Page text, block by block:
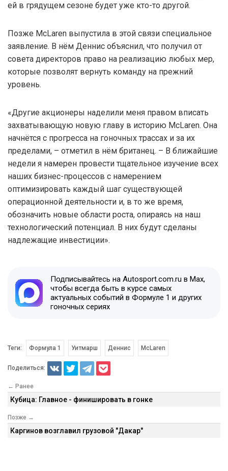
ей в грядущем сезоне будет уже кто-то другой.
Позже McLaren выпустила в этой связи специальное
заявление. В нём Деннис объяснил, что получил от
совета директоров право на реализацию любых мер,
которые позволят вернуть команду на прежний
уровень.
«Другие акционеры наделили меня правом вписать
захватывающую новую главу в историю McLaren. Она
начнётся с прогресса на гоночных трассах и за их
пределами, – отметил в нём британец. – В ближайшие
недели я намерен провести тщательное изучение всех
наших бизнес-процессов с намерением
оптимизировать каждый шаг существующей
операционной деятельности и, в то же время,
обозначить новые области роста, опираясь на наш
технологический потенциал. В них будут сделаны
надлежащие инвестиции».
Подписывайтесь на Autosport.com.ru в Max,
чтобы всегда быть в курсе самых
актуальных событий в Формуле 1 и других
гоночных сериях
Теги: Формула 1 Уитмарш Деннис McLaren
Поделиться:
← Ранее
Кубица: Главное - финишировать в гонке
Позже →
Каргинов возглавил грузовой "Дакар"